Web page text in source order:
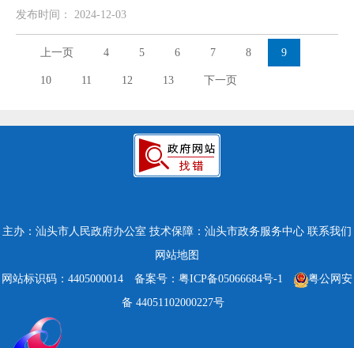
发布时间： 2024-12-03
上一页 4 5 6 7 8 9
10 11 12 13 下一页
主办：汕头市人民政府办公室 技术保障：汕头市政务服务中心 联系我们
网站地图
网站标识码：4405000014
备案号：粤ICP备05066684号-1
粤公网安
备 44051102000227号